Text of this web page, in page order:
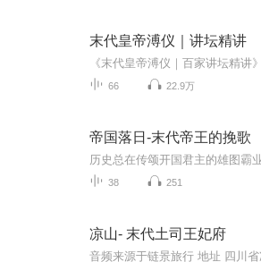
末代皇帝溥仪｜讲坛精讲
66 22.9万
帝国落日-末代帝王的挽歌
38 251
凉山- 末代土司王妃府